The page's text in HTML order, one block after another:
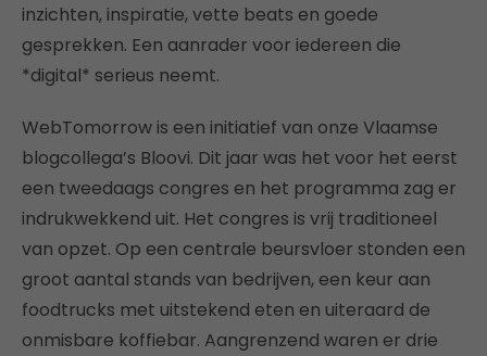
inzichten, inspiratie, vette beats en goede
gesprekken. Een aanrader voor iedereen die
*digital* serieus neemt.
WebTomorrow is een initiatief van onze Vlaamse
blogcollega’s Bloovi. Dit jaar was het voor het eerst
een tweedaags congres en het programma zag er
indrukwekkend uit. Het congres is vrij traditioneel
van opzet. Op een centrale beursvloer stonden een
groot aantal stands van bedrijven, een keur aan
foodtrucks met uitstekend eten en uiteraard de
onmisbare koffiebar. Aangrenzend waren er drie